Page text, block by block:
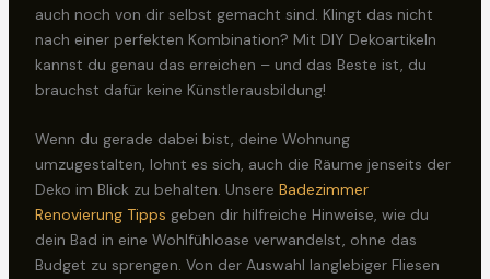
auch noch von dir selbst gemacht sind. Klingt das nicht
nach einer perfekten Kombination? Mit DIY Dekoartikeln
kannst du genau das erreichen – und das Beste ist, du
brauchst dafür keine Künstlerausbildung!
Wenn du gerade dabei bist, deine Wohnung
umzugestalten, lohnt es sich, auch die Räume jenseits der
Deko im Blick zu behalten. Unsere Badezimmer
Renovierung Tipps geben dir hilfreiche Hinweise, wie du
dein Bad in eine Wohlfühloase verwandelst, ohne das
Budget zu sprengen. Von der Auswahl langlebiger Fliesen